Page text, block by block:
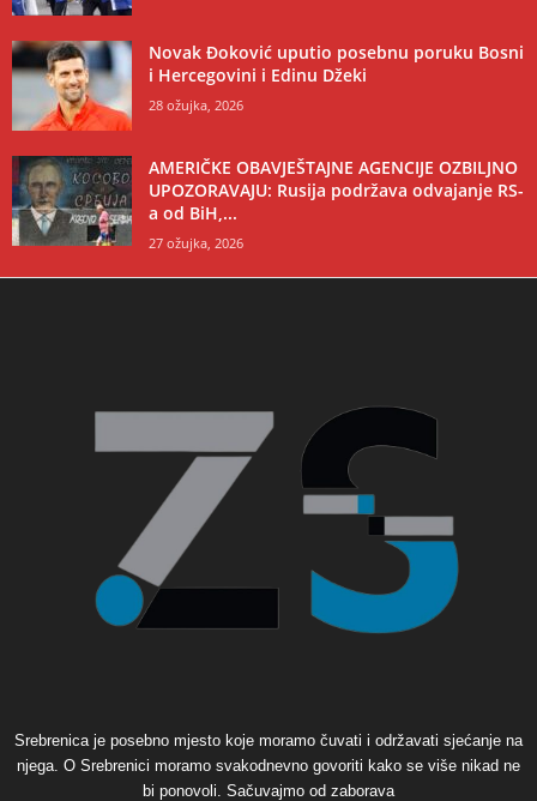
Novak Đoković uputio posebnu poruku Bosni
i Hercegovini i Edinu Džeki
28 ožujka, 2026
AMERIČKE OBAVJEŠTAJNE AGENCIJE OZBILJNO
UPOZORAVAJU: Rusija podržava odvajanje RS-
a od BiH,...
27 ožujka, 2026
Srebrenica je posebno mjesto koje moramo čuvati i održavati sjećanje na
njega. O Srebrenici moramo svakodnevno govoriti kako se više nikad ne
bi ponovoli. Sačuvajmo od zaborava